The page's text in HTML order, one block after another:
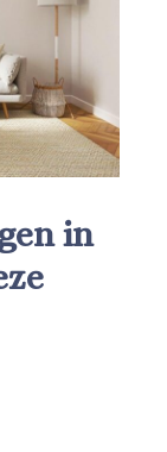
in